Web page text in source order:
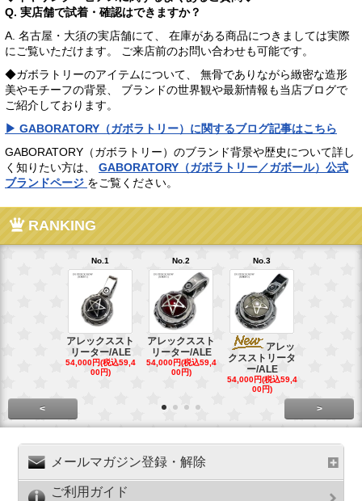
Q. 実店舗で試着・確認はできますか？
A. 名古屋・大須の実店舗にて、 在庫がある商品につきましては実際
にご覧いただけます。 ご来店前のお問い合わせも可能です。
◆ガボラトリーのアイテムについて、 無骨でありながら緻密な造形
美やモチーフの背景、 ブランドの世界観や最新情報も当店ブログで
ご紹介しております。
▶ GABORATORY（ガボラトリー）に関するブログ記事はこちら
GABORATORY（ガボラトリー）のブランド背景や歴史について詳し
く知りたい方は、 GABORATORY（ガボラトリー／ガボール）公式
ブランドページ をご覧ください。
RANKING
No.1
アレックススト
リーター/ALE
54,000円(税込59,4
00円)
No.2
アレックススト
リーター/ALE
54,000円(税込59,4
00円)
No.3
アレッ
クスストリータ
ー/ALE
54,000円(税込59,4
00円)
< >
メールマガジン登録・解除
ご利用ガイド